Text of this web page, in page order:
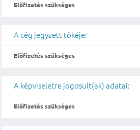
Előfizetés szükséges
A cég jegyzett tőkéje:
Előfizetés szükséges
A képviseletre jogosult(ak) adatai:
Előfizetés szükséges